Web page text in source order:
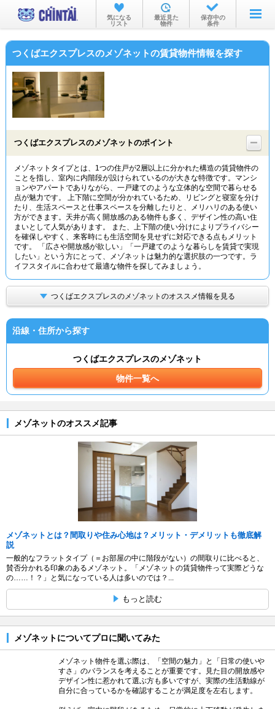
お部屋を探す
沿線・駅から
物件特集から
TOP
気になる
リスト
最近見た
物件
保存中の
条件
つくばエクスプレスのメゾネットの賃貸物件情報を探す
つくばエクスプレスのメゾネットのポイント
メゾネットタイプとは、1つの住戸が2層以上に分かれた構造の賃貸物件の
ことを指し、室内に内階段が設けられているのが大きな特徴です。マンシ
ョンやアパートでありながら、一戸建てのような立体的な空間で暮らせる
点が魅力です。 上下階に空間が分かれているため、リビングと寝室を分け
たり、生活スペースと仕事スペースを分離したりと、メリハリのある使い
方ができます。天井が高く開放感のある物件も多く、デザイン性の高い住
まいとして人気があります。 また、上下階の使い分けによりプライバシー
を確保しやすく、来客時にも生活空間を見せずに対応できる点もメリット
です。 「広さや開放感が欲しい」「一戸建てのような暮らしを賃貸で実現
したい」という方にとって、メゾネットは魅力的な選択肢の一つです。ラ
イフスタイルに合わせて最適な物件を探してみましょう。
つくばエクスプレスのメゾネットのオススメ情報を見る
沿線・住所から探す
つくばエクスプレスのメゾネット
物件一覧へ
メゾネットのオススメ記事
メゾネットとは？間取りや住み心地は？メリット・デメリットも徹底解
説
一般的なフラットタイプ（＝お部屋の中に階段がない）の間取りに比べると、
賛否分かれる印象のあるメゾネット。「メゾネットの賃貸物件って実際どうな
の……！？」と気になっている人は多いのでは？...
もっと読む
メゾネットについてプロに聞いてみた
メゾネット物件を選ぶ際は、「空間の魅力」と「日常の使いや
すさ」のバランスを考えることが重要です。見た目の開放感や
デザイン性に惹かれて選ぶ方も多いですが、実際の生活動線が
自分に合っているかを確認することが満足度を左右します。